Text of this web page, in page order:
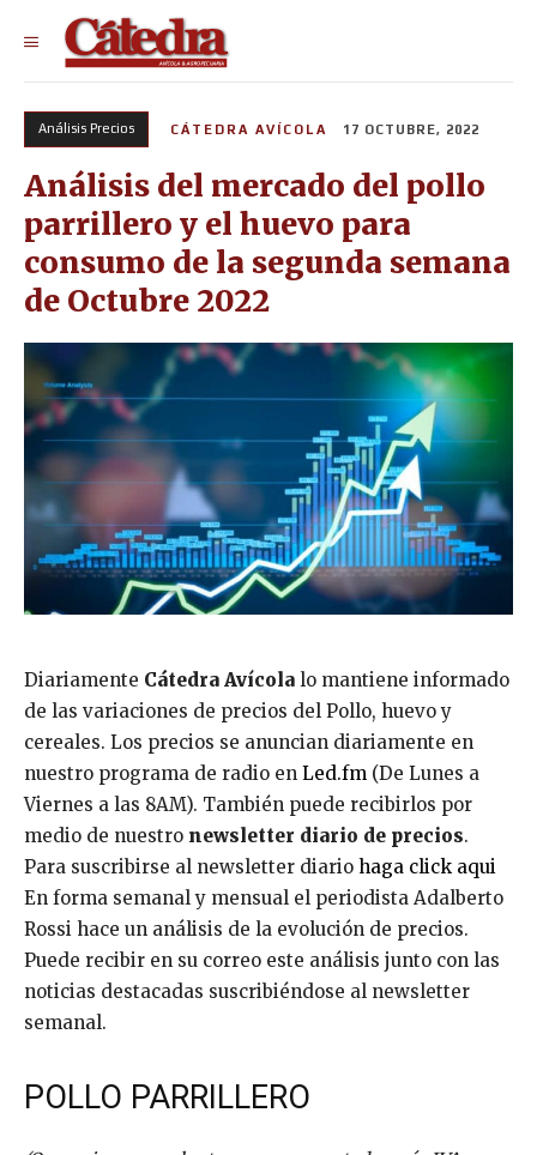
Análisis Precios CÁTEDRA AVÍCOLA 17 OCTUBRE, 2022
Análisis del mercado del pollo
parrillero y el huevo para
consumo de la segunda semana
de Octubre 2022
Diariamente Cátedra Avícola lo mantiene informado
de las variaciones de precios del Pollo, huevo y
cereales. Los precios se anuncian diariamente en
nuestro programa de radio en Led.fm (De Lunes a
Viernes a las 8AM). También puede recibirlos por
medio de nuestro newsletter diario de precios.
Para suscribirse al newsletter diario haga click aqui
En forma semanal y mensual el periodista Adalberto
Rossi hace un análisis de la evolución de precios.
Puede recibir en su correo este análisis junto con las
noticias destacadas suscribiéndose al newsletter
semanal.
POLLO PARRILLERO